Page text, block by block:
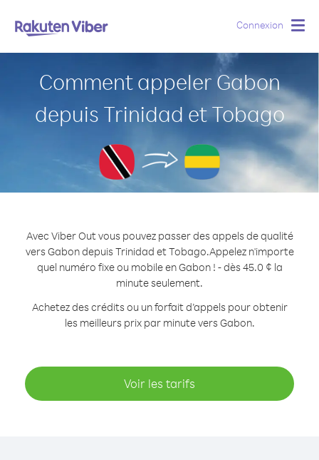
Connexion
Comment appeler Gabon
depuis Trinidad et Tobago
Avec Viber Out vous pouvez passer des appels de qualité
vers Gabon depuis Trinidad et Tobago.Appelez n'importe
quel numéro fixe ou mobile en Gabon ! - dès 45.0 ¢ la
minute seulement.
Achetez des crédits ou un forfait d’appels pour obtenir
les meilleurs prix par minute vers Gabon.
Voir les tarifs